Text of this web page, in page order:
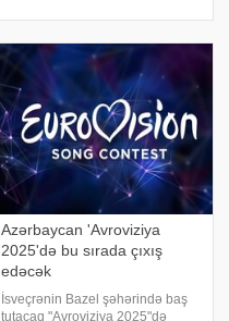
dodaqlarda istifadə olunan
parlaq rənglər obrazınız
Azərbaycan 'Avroviziya
2025'də bu sırada çıxış
edəcək
İsveçrənin Bazel şəhərində baş
tutacaq "Avroviziya 2025"də